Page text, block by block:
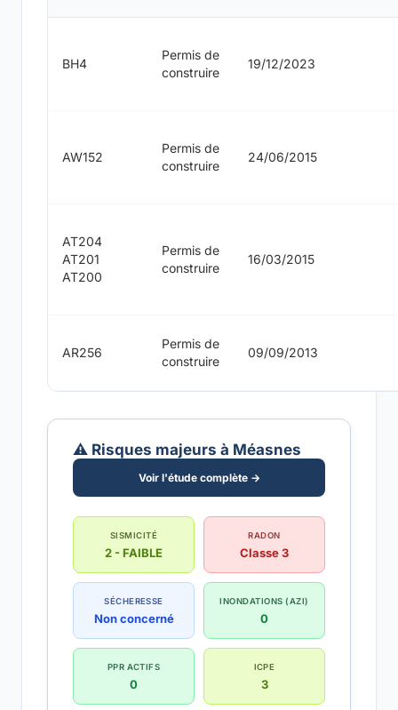
BH4
Permis de
construire
19/12/2023
AW152
Permis de
construire
24/06/2015
AT204
AT201
AT200
Permis de
construire
16/03/2015
AR256
Permis de
construire
09/09/2013
⚠️ Risques majeurs à Méasnes
Voir l'étude complète →
SISMICITÉ
2 - FAIBLE
RADON
Classe 3
SÉCHERESSE
Non concerné
INONDATIONS (AZI)
0
PPR ACTIFS
0
ICPE
3